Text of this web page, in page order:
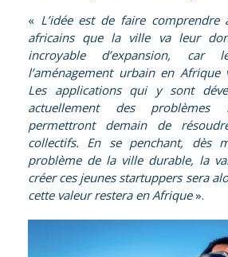
« L’idée est de faire comprendre
africains que la ville va leur
incroyable d’expansion, car
l’aménagement urbain en Afrique
Les applications qui y sont
actuellement des problèmes
permettront demain de
collectifs. En se penchant, dès
problème de la ville durable, la
créerces jeunes startupperssera
cette valeur resteraen Afrique».